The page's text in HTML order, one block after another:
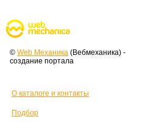
© Web Механика (Вебмеханика) -
создание портала
О каталоге и контакты
Подбор